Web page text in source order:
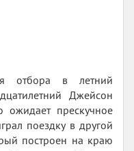
отбора в летний
Джейсон
прескучное
поездку в другой
построен на краю